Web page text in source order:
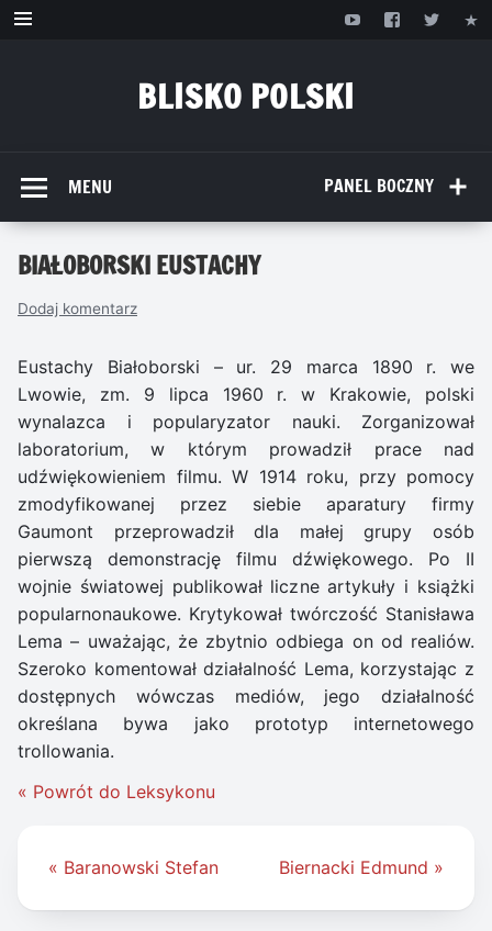
Przejdź
BLISKO POLSKI
PANEL BOCZNY
MENU
BIAŁOBORSKI EUSTACHY
Dodaj komentarz
Eustachy Białoborski – ur. 29 marca 1890 r. we
Lwowie, zm. 9 lipca 1960 r. w Krakowie, polski
wynalazca i popularyzator nauki. Zorganizował
laboratorium, w którym prowadził prace nad
udźwiękowieniem filmu. W 1914 roku, przy pomocy
zmodyfikowanej przez siebie aparatury firmy
Gaumont przeprowadził dla małej grupy osób
pierwszą demonstrację filmu dźwiękowego. Po II
wojnie światowej publikował liczne artykuły i książki
popularnonaukowe. Krytykował twórczość Stanisława
Lema – uważając, że zbytnio odbiega on od realiów.
Szeroko komentował działalność Lema, korzystając z
dostępnych wówczas mediów, jego działalność
określana bywa jako prototyp internetowego
trollowania.
« Powrót do Leksykonu
Nawigacja
« Baranowski Stefan Biernacki Edmund »